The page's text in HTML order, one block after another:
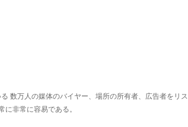
数万人の媒体のバイヤー、場所の所有者、広告者をリス
非常に容易である。